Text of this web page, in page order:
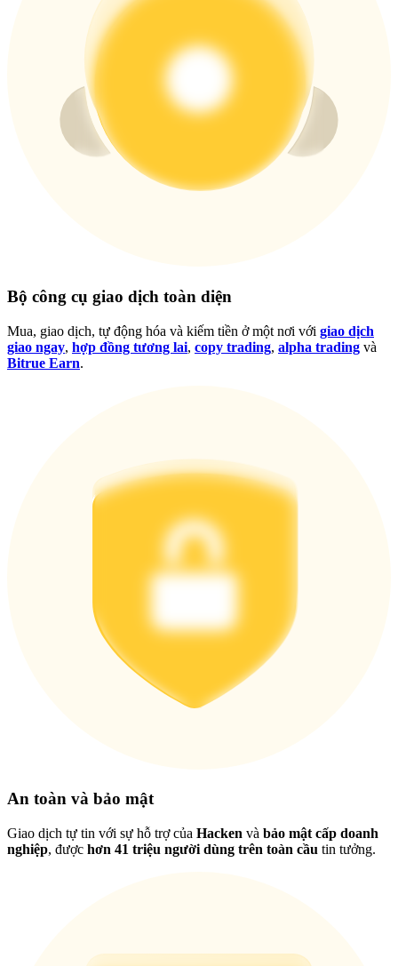
Thêm sự kiện
Nhận giải thưởng và phần thưởng độc quyền
Trung tâm phần thưởng
Đăng nhậpĐăng ký
Bộ công cụ giao dịch toàn diện
Mua, giao dịch, tự động hóa và kiếm tiền ở một nơi với giao dịch
giao ngay, hợp đồng tương lai, copy trading, alpha trading và
Bitrue Earn.
An toàn và bảo mật
Giao dịch tự tin với sự hỗ trợ của Hacken và bảo mật cấp doanh
nghiệp, được hơn 41 triệu người dùng trên toàn cầu tin tưởng.